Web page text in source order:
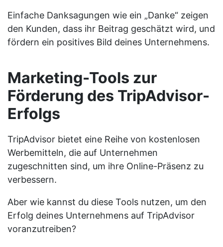
Einfache Danksagungen wie ein „Danke“ zeigen
den Kunden, dass ihr Beitrag geschätzt wird, und
fördern ein positives Bild deines Unternehmens.
Marketing-Tools zur
Förderung des TripAdvisor-
Erfolgs
TripAdvisor bietet eine Reihe von kostenlosen
Werbemitteln, die auf Unternehmen
zugeschnitten sind, um ihre Online-Präsenz zu
verbessern.
Aber wie kannst du diese Tools nutzen, um den
Erfolg deines Unternehmens auf TripAdvisor
voranzutreiben?